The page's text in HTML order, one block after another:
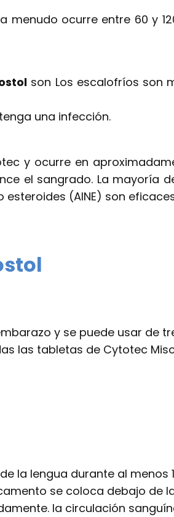
ocurre entre 60 y
son Los escalofríos son
una infección.
y ocurre en
el sangrado. La mayoría
(AINE) son
y se puede usar de
las tabletas de Cytotec
la lengua durante al menos
se coloca debajo de
la circulación